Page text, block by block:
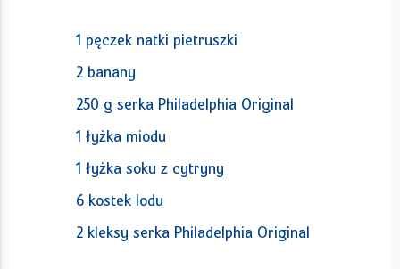
1 pęczek natki pietruszki
2 banany
250 g serka Philadelphia Original
1 łyżka miodu
1 łyżka soku z cytryny
6 kostek lodu
2 kleksy serka Philadelphia Original